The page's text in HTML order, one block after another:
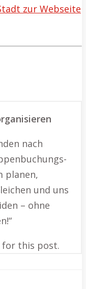
zur Webseite
nach
planen,
und uns
– ohne
this post.